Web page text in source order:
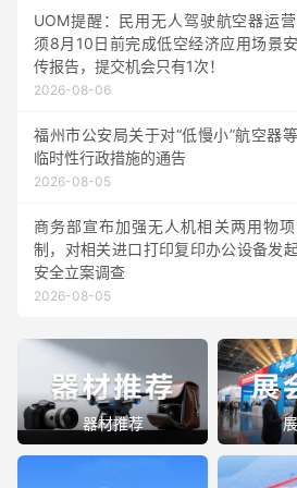
UOM提醒：民用无人驾驶航空器运
须8月10日前完成低空经济应用场景
传报告，提交机会只有1次！
2026-08-06
福州市公安局关于对“低慢小”航空器
临时性行政措施的通告
2026-08-05
商务部宣布加强无人机相关两用物
制，对相关进口打印复印办公设备发
安全立案调查
2026-08-05
器材推荐